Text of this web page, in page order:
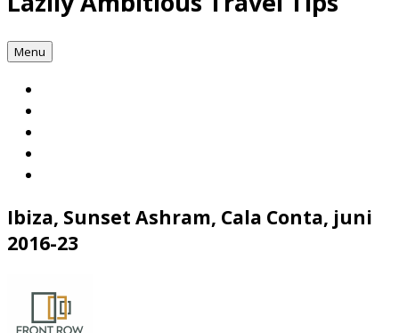
Menu
Ibiza, Sunset Ashram, Cala Conta, juni
2016-23